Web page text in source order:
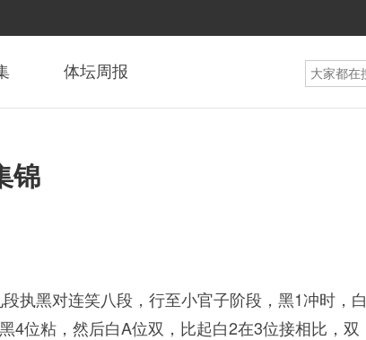
体坛周报
锦
执黑对连笑八段，行至小官子阶段，黑1冲时，白
4位粘，然后白A位双，比起白2在3位接相比，双